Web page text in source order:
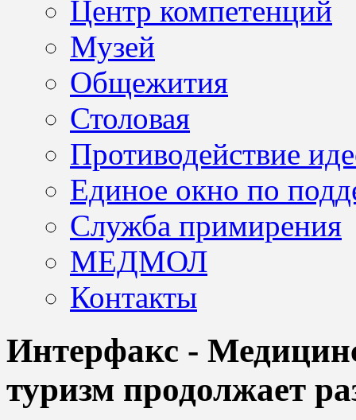
Центр компетенций
Музей
Общежития
Столовая
Противодействие
Единое окно по
Служба примирения
МЕДМОЛ
Контакты
Интерфакс -
туризм продолжает